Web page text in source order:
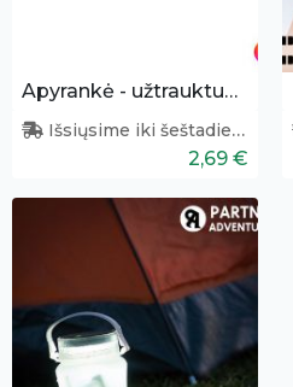
Apyrankė - užtrauktukas
Išsiųsime iki šeštadienio
2,69 €